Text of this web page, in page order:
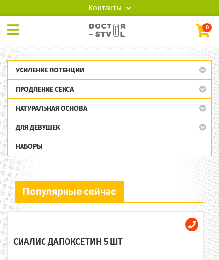
Контакты
0
УСИЛЕНИЕ ПОТЕНЦИИ
ПРОДЛЕНИЕ СЕКСА
НАТУРАЛЬНАЯ ОСНОВА
ДЛЯ ДЕВУШЕК
НАБОРЫ
Популярные сейчас
СИАЛИС ДАПОКСЕТИН 5 ШТ